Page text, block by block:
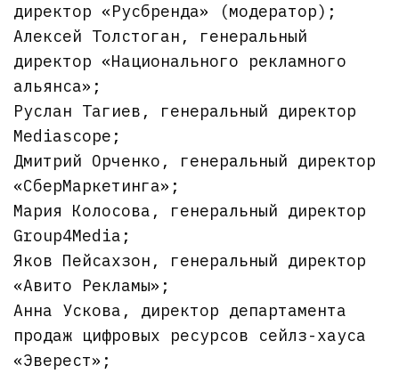
директор «Русбренда» (модератор);
Алексей Толстоган, генеральный
директор «Национального рекламного
альянса»;
Руслан Тагиев, генеральный директор
Mediascope;
Дмитрий Орченко, генеральный директор
«СберМаркетинга»;
Мария Колосова, генеральный директор
Group4Media;
Яков Пейсахзон, генеральный директор
«Авито Рекламы»;
Анна Ускова, директор департамента
продаж цифровых ресурсов сейлз-хауса
«Эверест»;